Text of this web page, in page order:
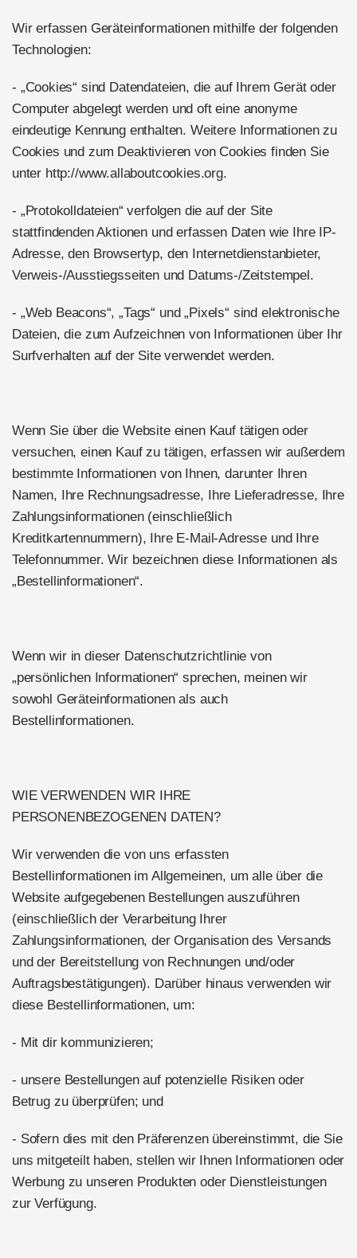
Wir erfassen Geräteinformationen mithilfe der folgenden
Technologien:
- „Cookies“ sind Datendateien, die auf Ihrem Gerät oder
Computer abgelegt werden und oft eine anonyme
eindeutige Kennung enthalten. Weitere Informationen zu
Cookies und zum Deaktivieren von Cookies finden Sie
unter http://www.allaboutcookies.org.
- „Protokolldateien“ verfolgen die auf der Site
stattfindenden Aktionen und erfassen Daten wie Ihre IP-
Adresse, den Browsertyp, den Internetdienstanbieter,
Verweis-/Ausstiegsseiten und Datums-/Zeitstempel.
- „Web Beacons“, „Tags“ und „Pixels“ sind elektronische
Dateien, die zum Aufzeichnen von Informationen über Ihr
Surfverhalten auf der Site verwendet werden.
Wenn Sie über die Website einen Kauf tätigen oder
versuchen, einen Kauf zu tätigen, erfassen wir außerdem
bestimmte Informationen von Ihnen, darunter Ihren
Namen, Ihre Rechnungsadresse, Ihre Lieferadresse, Ihre
Zahlungsinformationen (einschließlich
Kreditkartennummern), Ihre E-Mail-Adresse und Ihre
Telefonnummer. Wir bezeichnen diese Informationen als
„Bestellinformationen“.
Wenn wir in dieser Datenschutzrichtlinie von
„persönlichen Informationen“ sprechen, meinen wir
sowohl Geräteinformationen als auch
Bestellinformationen.
WIE VERWENDEN WIR IHRE
PERSONENBEZOGENEN DATEN?
Wir verwenden die von uns erfassten
Bestellinformationen im Allgemeinen, um alle über die
Website aufgegebenen Bestellungen auszuführen
(einschließlich der Verarbeitung Ihrer
Zahlungsinformationen, der Organisation des Versands
und der Bereitstellung von Rechnungen und/oder
Auftragsbestätigungen). Darüber hinaus verwenden wir
diese Bestellinformationen, um:
- Mit dir kommunizieren;
- unsere Bestellungen auf potenzielle Risiken oder
Betrug zu überprüfen; und
- Sofern dies mit den Präferenzen übereinstimmt, die Sie
uns mitgeteilt haben, stellen wir Ihnen Informationen oder
Werbung zu unseren Produkten oder Dienstleistungen
zur Verfügung.